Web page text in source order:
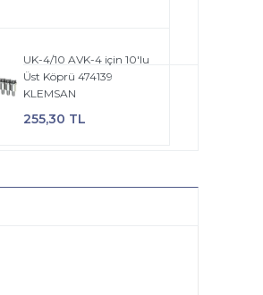
UK-4/10 AVK-4 için 10'lu
Üst Köprü 474139
KLEMSAN
255,30 TL